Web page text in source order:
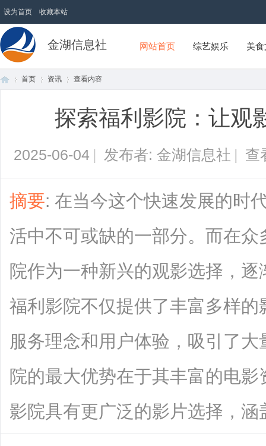
设为首页 收藏本站
金湖信息社 网站首页 综艺娱乐 美
首页 资讯 查看内容
探索福利影院：让观
2025-06-04 | 发布者: 金湖信息社 | 查
摘要: 在当今这个快速发展的时
活中不可或缺的一部分。而在
院作为一种新兴的观影选择，
福利影院不仅提供了丰富多样
服务理念和用户体验，吸引了
院的最大优势在于其丰富的电
影院具有更广泛的影片选择，涵